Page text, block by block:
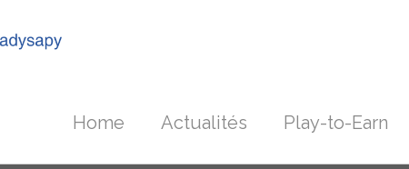
Home Actualités Play-to-Earn